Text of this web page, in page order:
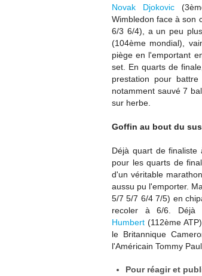
Novak Djokovic
Wimbledonface à son
6/3 6/4), a un peu
(104ème mondial),
piège en l'emportant
set. En quarts de
prestation pour
notamment sauvé 7
sur herbe.
Goffin au bout du
Déjà quart de finaliste
pour les quarts de
d'un véritable
aussu pu l'emporter.
5/7 5/7 6/4 7/5) en
recoler à 6/6. Déjà
Humbert (112ème
le Britannique
l'Américain Tommy
Pour réagir et